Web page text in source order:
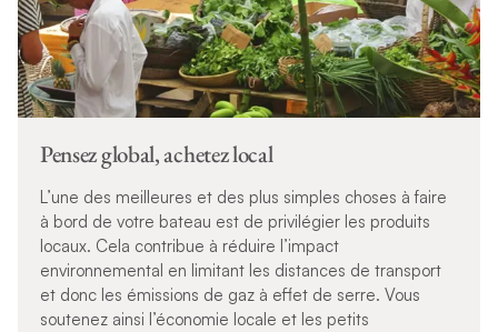
Pensez global, achetez local
L’une des meilleures et des plus simples choses à faire
à bord de votre bateau est de privilégier les produits
locaux. Cela contribue à réduire l’impact
environnemental en limitant les distances de transport
et donc les émissions de gaz à effet de serre. Vous
soutenez ainsi l’économie locale et les petits